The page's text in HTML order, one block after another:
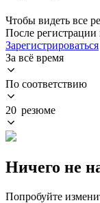
Чтобы видеть все
После
Зарегистрироваться
За всё время
По соответствию
20 резюме
Ничего не
Попробуйте